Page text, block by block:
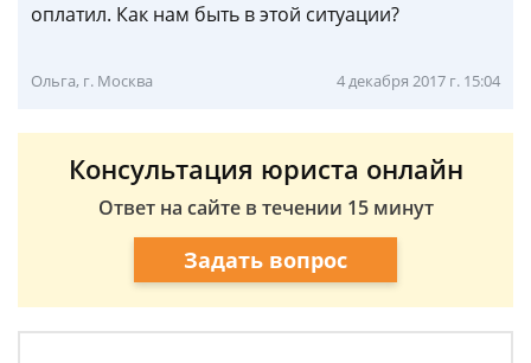
оплатил. Как нам быть в этой ситуации?
Ольга, г. Москва 4 декабря 2017 г. 15:04
Консультация юриста онлайн
Ответ на сайте в течении 15 минут
Задать вопрос